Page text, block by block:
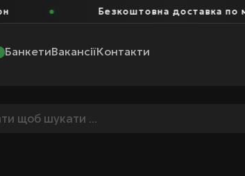
Безкоштовна доставка по м.
БанкетиВакансіїКонтакти